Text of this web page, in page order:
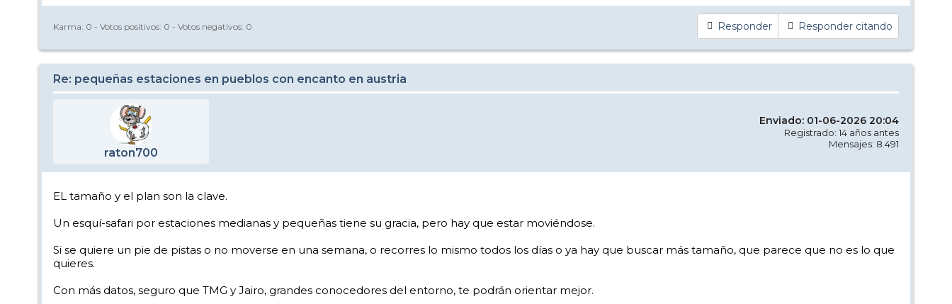
Responder Responder citando
Karma: 0 - Votos positivos: 0 - Votos negativos: 0
Re: pequeñas estaciones en pueblos con encanto en austria
raton700
Enviado: 01-06-2026 20:04
Registrado: 14 años antes
Mensajes: 8.491
EL tamaño y el plan son la clave.
Un esquí-safari por estaciones medianas y pequeñas tiene su gracia, pero hay que estar moviéndose.
Si se quiere un pie de pistas o no moverse en una semana, o recorres lo mismo todos los días o ya hay que buscar más tamaño, que parece que no es lo que
quieres.
Con más datos, seguro que TMG y Jairo, grandes conocedores del entorno, te podrán orientar mejor.